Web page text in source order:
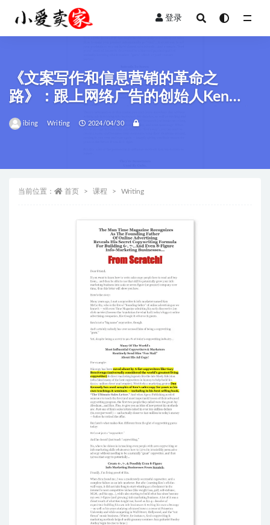
登录
《文案写作和信息营销的革命之
路》：跟上网络广告的创始人Ken
McCarthy，一起掌握写作引人入胜广
告文案的秘诀！不论写作技巧如何，
信息营销业务！
ibing Writing 2024/04/30
当前位置： 首页 课程 Writing